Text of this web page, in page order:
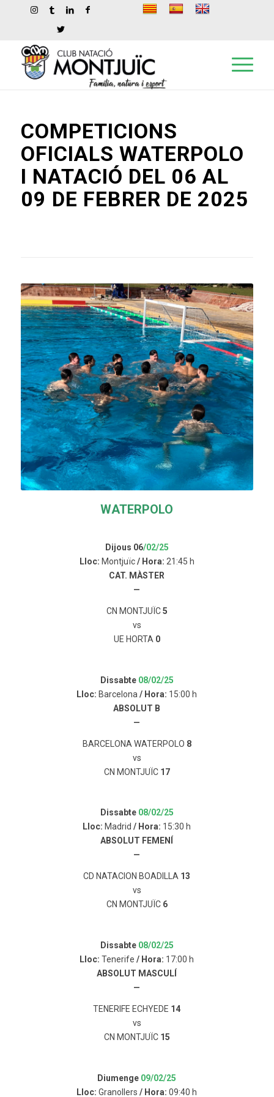
COMPETICIONS
OFICIALS WATERPOLO
I NATACIÓ DEL 06 AL
09 DE FEBRER DE 2025
WATERPOLO
Dijous 06/02/25
Lloc: Montjuïc/ Hora: 21:45 h
CAT. MÀSTER
—
CN MONTJUÏC5
vs
UE HORTA 0
Dissabte 08/02/25
Lloc: Barcelona / Hora: 15:00 h
ABSOLUT B
—
BARCELONA WATERPOLO 8
vs
CN MONTJUÏC 17
Dissabte 08/02/25
Lloc: Madrid / Hora: 15:30 h
ABSOLUT FEMENÍ
—
CD NATACION BOADILLA 13
vs
CN MONTJUÏC 6
Dissabte 08/02/25
Lloc:Tenerife / Hora: 17:00 h
ABSOLUT MASCULÍ
—
TENERIFE ECHYEDE 14
vs
CN MONTJUÏC 15
Diumenge 09/02/25
Lloc:Granollers / Hora:09:40 h